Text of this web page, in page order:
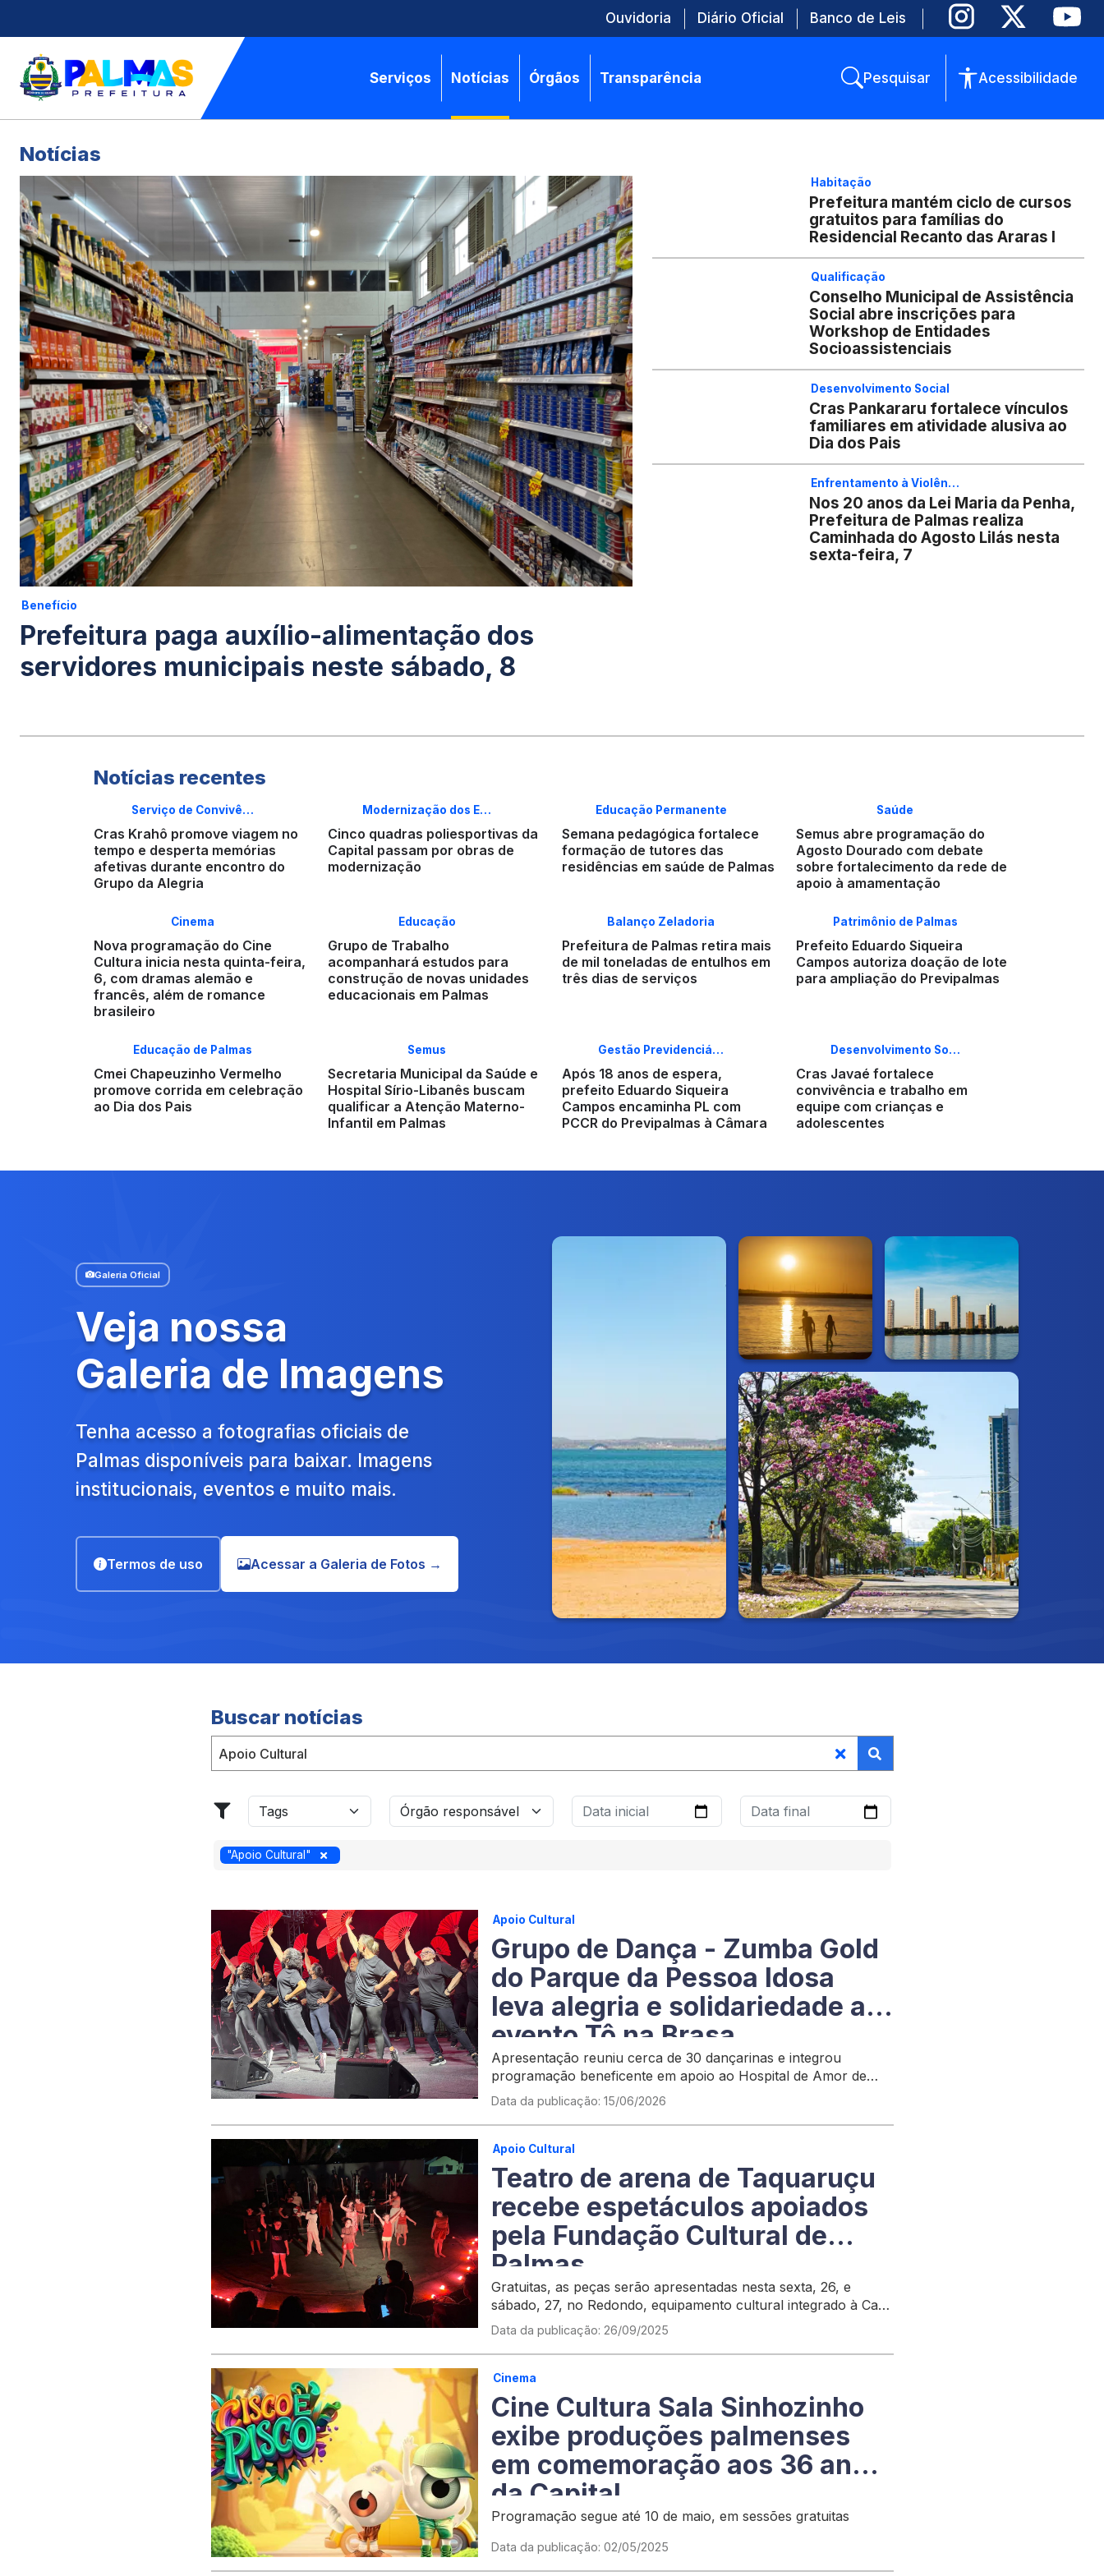
Ouvidoria Diário Oficial Banco de Leis
Serviços Notícias Órgãos Transparência Pesquisar Acessibilidade
Notícias
Benefício
Prefeitura paga auxílio-alimentação dos
servidores municipais neste sábado, 8
Habitação
Prefeitura mantém ciclo de cursos
gratuitos para famílias do
Residencial Recanto das Araras I
Qualificação
Conselho Municipal de Assistência
Social abre inscrições para
Workshop de Entidades
Socioassistenciais
Desenvolvimento Social
Cras Pankararu fortalece vínculos
familiares em atividade alusiva ao
Dia dos Pais
Enfrentamento à Violên…
Nos 20 anos da Lei Maria da Penha,
Prefeitura de Palmas realiza
Caminhada do Agosto Lilás nesta
sexta-feira, 7
Notícias recentes
Serviço de Convivê…
Cras Krahô promove viagem no
tempo e desperta memórias
afetivas durante encontro do
Grupo da Alegria
Modernização dos E…
Cinco quadras poliesportivas da
Capital passam por obras de
modernização
Educação Permanente
Semana pedagógica fortalece
formação de tutores das
residências em saúde de Palmas
Saúde
Semus abre programação do
Agosto Dourado com debate
sobre fortalecimento da rede de
apoio à amamentação
Cinema
Nova programação do Cine
Cultura inicia nesta quinta-feira,
6, com dramas alemão e
francês, além de romance
brasileiro
Educação
Grupo de Trabalho
acompanhará estudos para
construção de novas unidades
educacionais em Palmas
Balanço Zeladoria
Prefeitura de Palmas retira mais
de mil toneladas de entulhos em
três dias de serviços
Patrimônio de Palmas
Prefeito Eduardo Siqueira
Campos autoriza doação de lote
para ampliação do Previpalmas
Educação de Palmas
Cmei Chapeuzinho Vermelho
promove corrida em celebração
ao Dia dos Pais
Semus
Secretaria Municipal da Saúde e
Hospital Sírio-Libanês buscam
qualificar a Atenção Materno-
Infantil em Palmas
Gestão Previdenciá…
Após 18 anos de espera,
prefeito Eduardo Siqueira
Campos encaminha PL com
PCCR do Previpalmas à Câmara
Desenvolvimento So…
Cras Javaé fortalece
convivência e trabalho em
equipe com crianças e
adolescentes
Galeria Oficial
Veja nossa
Galeria de Imagens
Tenha acesso a fotografias oficiais de
Palmas disponíveis para baixar. Imagens
institucionais, eventos e muito mais.
Termos de uso Acessar a Galeria de Fotos →
Buscar notícias
"Apoio Cultural"
Apoio Cultural
Grupo de Dança - Zumba Gold
do Parque da Pessoa Idosa
leva alegria e solidariedade ao
evento Tô na Brasa
Apresentação reuniu cerca de 30 dançarinas e integrou
programação beneficente em apoio ao Hospital de Amor de
Palmas
Data da publicação: 15/06/2026
Apoio Cultural
Teatro de arena de Taquaruçu
recebe espetáculos apoiados
pela Fundação Cultural de
Palmas
Gratuitas, as peças serão apresentadas nesta sexta, 26, e
sábado, 27, no Redondo, equipamento cultural integrado à Casa
da Cultura Professora Maria dos Reis
Data da publicação: 26/09/2025
Cinema
Cine Cultura Sala Sinhozinho
exibe produções palmenses
em comemoração aos 36 anos
da Capital
Programação segue até 10 de maio, em sessões gratuitas
Data da publicação: 02/05/2025